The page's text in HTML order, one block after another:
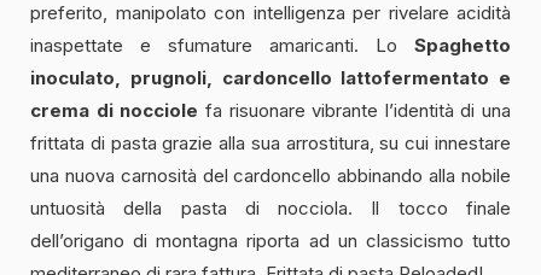
preferito, manipolato con intelligenza per rivelare acidità
inaspettate e sfumature amaricanti. Lo Spaghetto
inoculato, prugnoli, cardoncello lattofermentato e
crema di nocciole fa risuonare vibrante l’identità di una
frittata di pasta grazie alla sua arrostitura, su cui innestare
una nuova carnosità del cardoncello abbinando alla nobile
untuosità della pasta di nocciola. Il tocco finale
dell’origano di montagna riporta ad un classicismo tutto